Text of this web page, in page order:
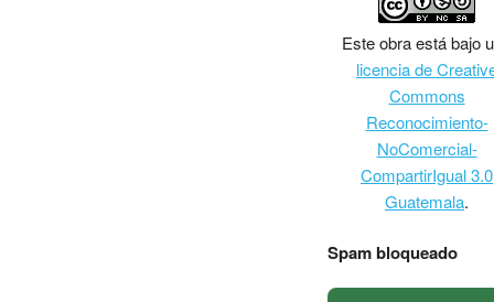
Esteobraestá bajo
licencia de
Commons
Reconocimiento-
NoComercial-
CompartirIgual 3.0
Guatemala.
Spam bloqueado